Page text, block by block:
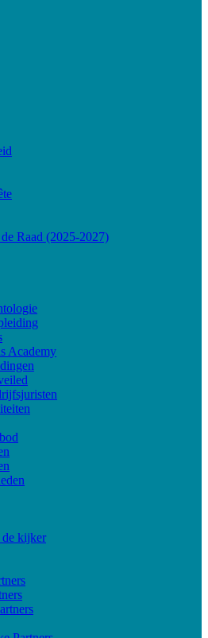
Raad (2025-2027)
Academy
kijker